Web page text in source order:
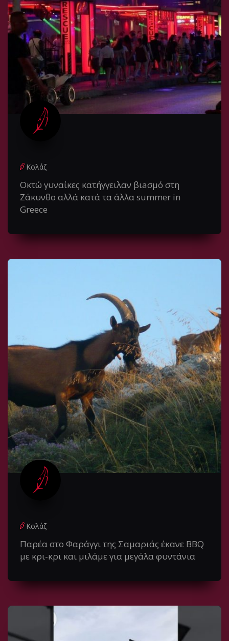
Κολάζ
Οκτώ γυναίκες κατήγγειλαν βιaσμό στη
Ζάκυνθο αλλά κατά τα άλλα summer in
Greece
Κολάζ
Παρέα στο Φαράγγι της Σαμαριάς έκανε BBQ
με κρι-κρι και μιλάμε για μεγάλα φυντάνια